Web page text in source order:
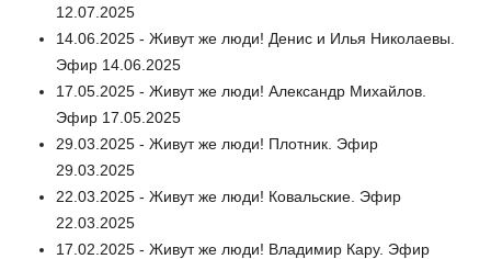
12.07.2025
14.06.2025 - Живут же люди! Денис и Илья Николаевы.
Эфир 14.06.2025
17.05.2025 - Живут же люди! Александр Михайлов.
Эфир 17.05.2025
29.03.2025 - Живут же люди! Плотник. Эфир
29.03.2025
22.03.2025 - Живут же люди! Ковальские. Эфир
22.03.2025
17.02.2025 - Живут же люди! Владимир Кару. Эфир